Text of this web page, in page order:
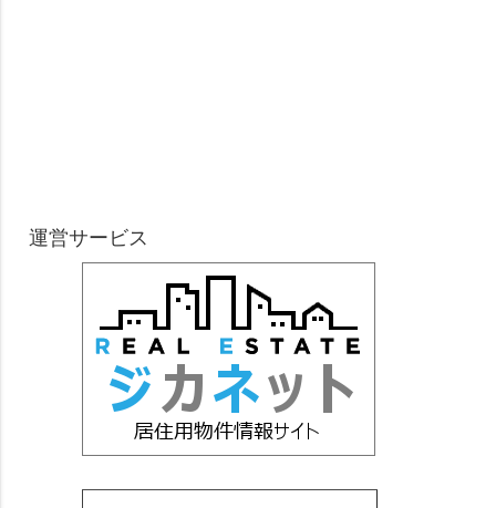
運営サービス